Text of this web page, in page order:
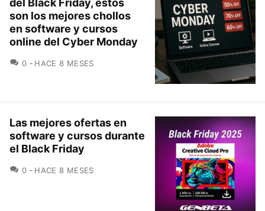
del Black Friday, estos
son los mejores chollos
en software y cursos
online del Cyber Monday
0 COMENTARIOS
HACE 8 MESES
Las mejores ofertas en
software y cursos durante
el Black Friday
0 COMENTARIOS
HACE 8 MESES